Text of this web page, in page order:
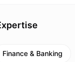
Finance & Banking